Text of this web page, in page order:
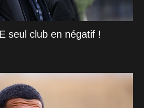
seul club en négatif !